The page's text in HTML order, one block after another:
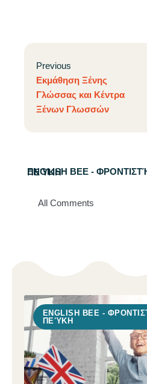
Previous
Εκμάθηση Ξένης
Γλώσσας και Κέντρα
Ξένων Γλωσσών
ENGLISH BEE - ΦΡΟΝΤΙΣΤΉΡΙΟ ΑΓΓΛΙΚΏΝ, ΠΕΎΚΗ
All Comments
ENGLISH BEE -
ΠΕΎΚΗ